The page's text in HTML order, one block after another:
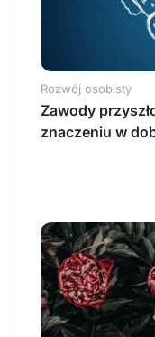
Rozwój osobisty
Zawody
znaczeniu w